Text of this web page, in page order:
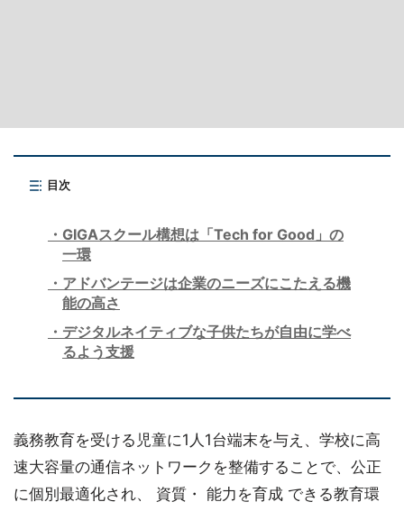
目次
GIGAスクール構想は「Tech for Good」の
一環
アドバンテージは企業のニーズにこたえる機
能の高さ
デジタルネイティブな子供たちが自由に学べ
るよう支援
義務教育を受ける児童に1人1台端末を与え、学校に高
速大容量の通信ネットワークを整備することで、公正
に個別最適化され、 資質・ 能力を育成 できる教育環